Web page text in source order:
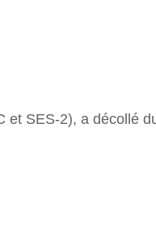
SES-2), a décollé